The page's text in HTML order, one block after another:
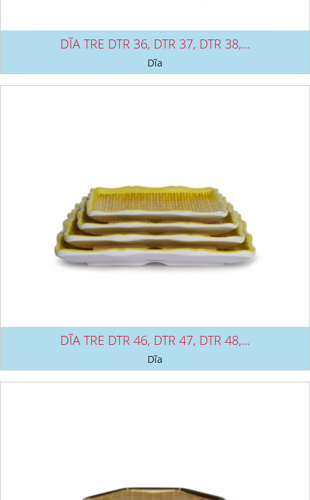
DĨA TRE DTR 36, DTR 37, DTR 38,...
Dĩa
DĨA TRE DTR 46, DTR 47, DTR 48,...
Dĩa